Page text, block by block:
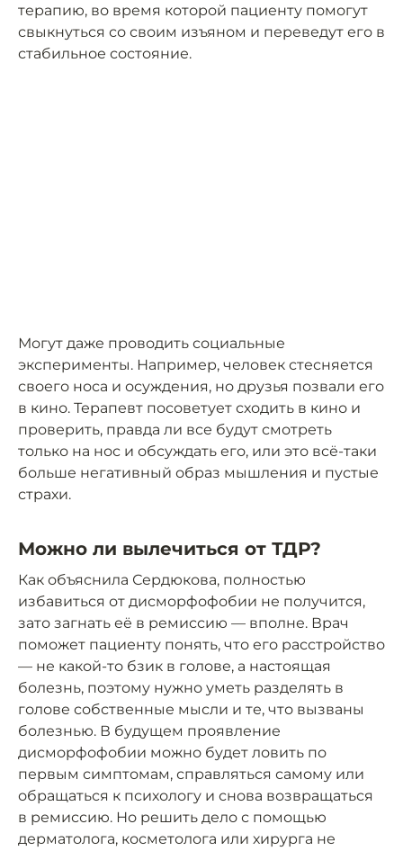
терапию, во время которой пациенту помогут
свыкнуться со своим изъяном и переведут его в
стабильное состояние.
Могут даже проводить социальные
эксперименты. Например, человек стесняется
своего носа и осуждения, но друзья позвали его
в кино. Терапевт посоветует сходить в кино и
проверить, правда ли все будут смотреть
только на нос и обсуждать его, или это всё-таки
больше негативный образ мышления и пустые
страхи.
Можно ли вылечиться от ТДР?
Как объяснила Сердюкова, полностью
избавиться от дисморфофобии не получится,
зато загнать её в ремиссию — вполне. Врач
поможет пациенту понять, что его расстройство
— не какой-то бзик в голове, а настоящая
болезнь, поэтому нужно уметь разделять в
голове собственные мысли и те, что вызваны
болезнью. В будущем проявление
дисморфофобии можно будет ловить по
первым симптомам, справляться самому или
обращаться к психологу и снова возвращаться
в ремиссию. Но решить дело с помощью
дерматолога, косметолога или хирурга не